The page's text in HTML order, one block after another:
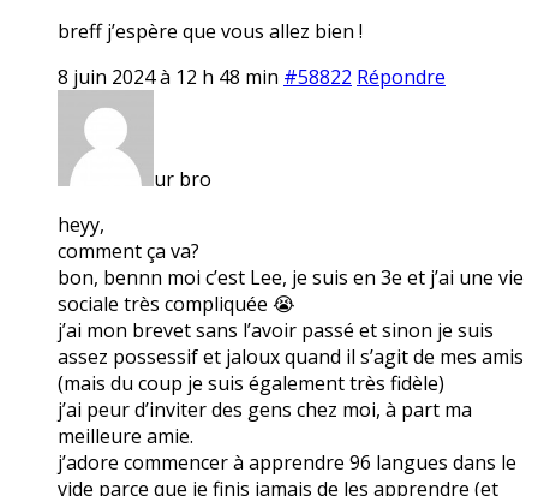
breff j’espère que vous allez bien !
8 juin 2024 à 12 h 48 min #58822 Répondre
ur bro
heyy,
comment ça va?
bon, bennn moi c’est Lee, je suis en 3e et j’ai une vie
sociale très compliquée 😭
j’ai mon brevet sans l’avoir passé et sinon je suis
assez possessif et jaloux quand il s’agit de mes amis
(mais du coup je suis également très fidèle)
j’ai peur d’inviter des gens chez moi, à part ma
meilleure amie.
j’adore commencer à apprendre 96 langues dans le
vide parce que je finis jamais de les apprendre (et